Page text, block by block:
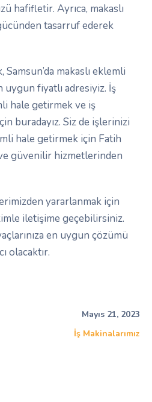
hafifletir. Ayrıca, makaslı
tasarruf ederek
makaslı eklemli
fiyatlı adresiyiz. İş
hale getirmek ve iş
buradayız. Siz de işlerinizi
hale getirmek için Fatih
güvenilir hizmetlerinden
yararlanmak için
iletişime geçebilirsiniz.
en uygun çözümü
olacaktır.
Mayıs 21, 2023
İş Makinalarımız